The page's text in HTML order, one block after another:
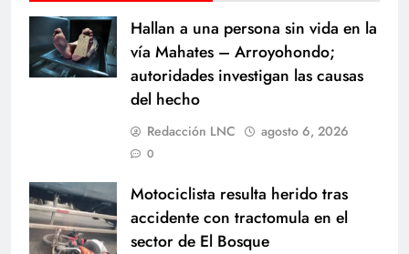
Hallan a una persona sin vida en la
vía Mahates – Arroyohondo;
autoridades investigan las causas
del hecho
Redacción LNC agosto 6, 2026
0
Motociclista resulta herido tras
accidente con tractomula en el
sector de El Bosque